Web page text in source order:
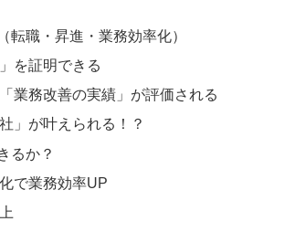
転職・昇進・業務効率化）
を証明できる
業務改善の実績」が評価される
」が叶えられる！？
るか？
で業務効率UP